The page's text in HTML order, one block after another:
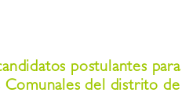
postulantes para
Comunales del distrito de